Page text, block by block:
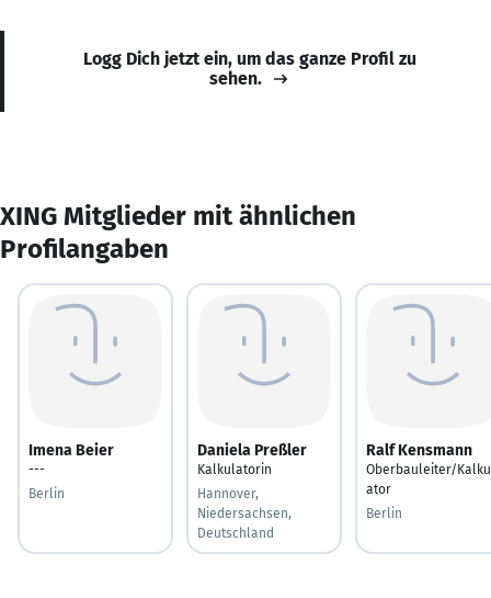
Logg Dich jetzt ein, um das ganze Profil zu
sehen.
XING Mitglieder mit ähnlichen
Profilangaben
Imena Beier
---
Berlin
Daniela Preßler
Kalkulatorin
Hannover,
Niedersachsen,
Deutschland
Ralf Kensmann
Oberbauleiter/
ator
Berlin